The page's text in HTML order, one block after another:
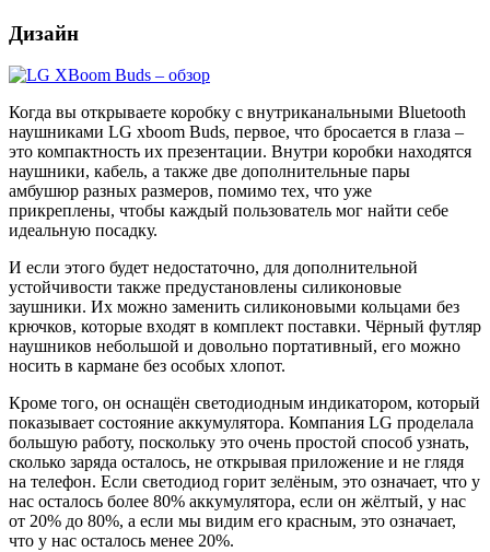
Дизайн
Когда вы открываете коробку с внутриканальными Bluetooth
наушниками LG xboom Buds, первое, что бросается в глаза –
это компактность их презентации. Внутри коробки находятся
наушники, кабель, а также две дополнительные пары
амбушюр разных размеров, помимо тех, что уже
прикреплены, чтобы каждый пользователь мог найти себе
идеальную посадку.
И если этого будет недостаточно, для дополнительной
устойчивости также предустановлены силиконовые
заушники. Их можно заменить силиконовыми кольцами без
крючков, которые входят в комплект поставки. Чёрный футляр
наушников небольшой и довольно портативный, его можно
носить в кармане без особых хлопот.
Кроме того, он оснащён светодиодным индикатором, который
показывает состояние аккумулятора. Компания LG проделала
большую работу, поскольку это очень простой способ узнать,
сколько заряда осталось, не открывая приложение и не глядя
на телефон. Если светодиод горит зелёным, это означает, что у
нас осталось более 80% аккумулятора, если он жёлтый, у нас
от 20% до 80%, а если мы видим его красным, это означает,
что у нас осталось менее 20%.